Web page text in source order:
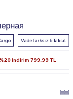
Vade farksız 6 Taksit
indirim 799,99 TL